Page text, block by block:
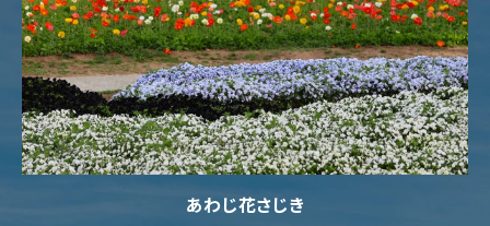
あわじ花さじき